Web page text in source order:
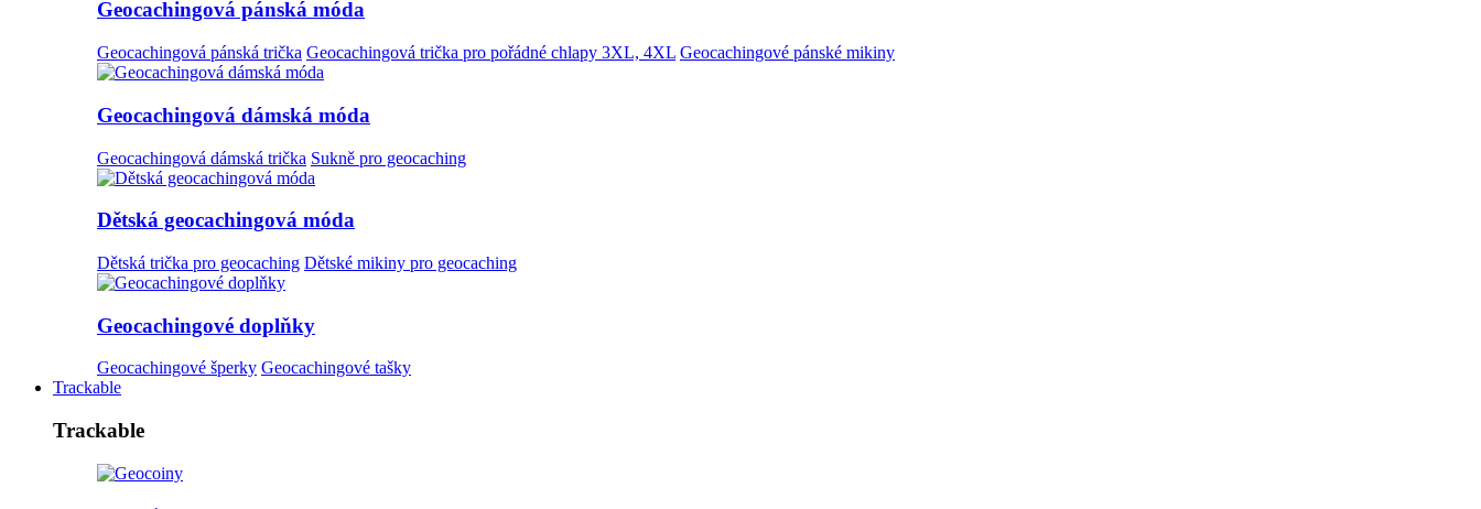
Geocachingová pánská móda
Geocachingová pánská trička Geocachingová trička pro pořádné chlapy 3XL, 4XL Geocachingové pánské mikiny
Geocachingová dámská móda
Geocachingová dámská trička Sukně pro geocaching
Dětská geocachingová móda
Dětská trička pro geocaching Dětské mikiny pro geocaching
Geocachingové doplňky
Geocachingové šperky Geocachingové tašky
Trackable
Trackable